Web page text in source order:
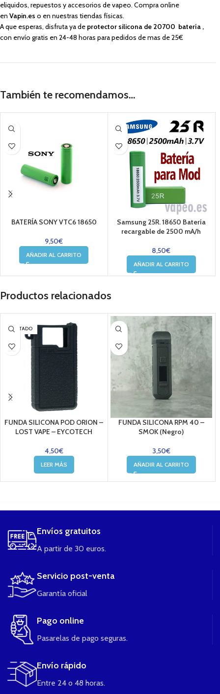
eliquidos, repuestos y accesorios de vapeo. Compra online
en Vapin.es o en nuestras tiendas físicas.
A que esperas, disfruta ya de protector silicona de 20700 batería ,
con envío gratis en 24-48 horas para pedidos de mas de 25€
También te recomendamos…
BATERÍA SONY VTC6 18650
9,50€
AÑADIR AL CARRITO
Samsung 25R. 18650 Batería
recargable de 2500 mA/h
8,50€
AÑADIR AL CARRITO
Productos relacionados
AGOTADO
FUNDA SILICONA POD ORION –
LOST VAPE – EYCOTECH
4,50€
LEER MÁS
FUNDA SILICONA RPM 40 –
SMOK (Negro)
3,50€
AÑADIR AL CARRITO
Envíos gratuitos
A partir de 30 euros.
Servicio post-venta
Garantía oficial
Pago online
Pasarelas de pago seguras.
Envío rápido
Entre 24 o 48 horas.